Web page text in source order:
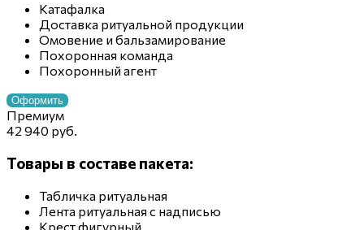
Катафалка
Доставка ритуальной продукции
Омовение и бальзамирование
Похоронная команда
Похоронный агент
Оформить
Премиум
42 940 руб.
Товары в составе пакета:
Табличка ритуальная
Лента ритуальная с надписью
Крест фигурный